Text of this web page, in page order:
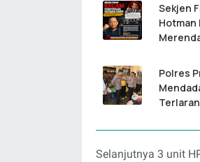
Sekjen
Hotman
Polres
Selanjutnya 3 unit